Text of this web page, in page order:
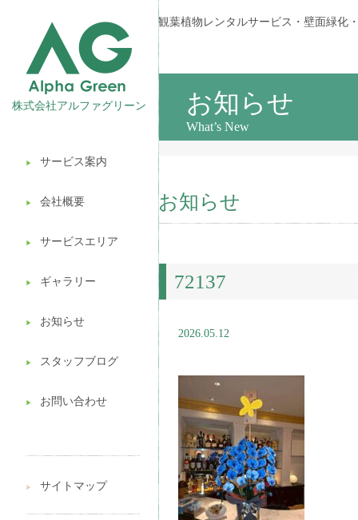
株式会社アルファグリーン
▶︎ サービス案内
▶︎ 会社概要
▶︎ サービスエリア
▶︎ ギャラリー
▶︎ お知らせ
▶︎ スタッフブログ
▶︎ お問い合わせ
観葉植物レンタル
壁面緑化
ギフト販売
造園ガーデニング
植木処分
▶︎ サイトマップ
観葉植物レンタルサービス・壁面緑化
お知らせ
What’s New
お知らせ
72137
2026.05.12